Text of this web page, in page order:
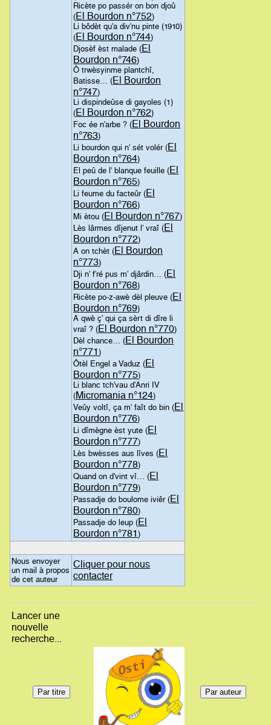
Ricète po passér on bon djoû
(El Bourdon n°752)
Li bôdèt qu'a div'nu pinte (1910)
(El Bourdon n°744)
Djosèf èst malade (El
Bourdon n°746)
Ô trwèsyinme plantchî,
Batisse… (El Bourdon
n°747)
Li dispindeûse di gayoles (1)
(El Bourdon n°762)
Foc ée n'arbe ? (El Bourdon
n°763)
Li bourdon qui n' sét volér (El
Bourdon n°764)
El peû de l' blanque feuille (El
Bourdon n°765)
Li feume du facteûr (El
Bourdon n°766)
Mi ètou (El Bourdon n°767)
Lès lârmes dîjenut l' vraî (El
Bourdon n°772)
A on tchèt (El Bourdon
n°773)
Dji n' f'ré pus m' djârdin… (El
Bourdon n°768)
Ricète po-z-awè dèl pleuve (El
Bourdon n°769)
A qwè ç' qui ça sèrt di dîre li
vraî ? (El Bourdon n°770)
Dèl chance… (El Bourdon
n°771)
Ôtèl Engel a Vaduz (El
Bourdon n°775)
Li blanc tch'vau d'Anri IV
(Micromania n°124)
Veûy voltî, ça m' faît do bin (El
Bourdon n°776)
Li dîmègne èst yute (El
Bourdon n°777)
Lès bwèsses aus lîves (El
Bourdon n°778)
Quand on d'vint vî… (El
Bourdon n°779)
Passadje do boulome iviêr (El
Bourdon n°780)
Passadje do leup (El
Bourdon n°781)
Nous envoyer
un mail à propos
de cet auteur
Cliquer pour nous
contacter
Lancer une
nouvelle
recherche...